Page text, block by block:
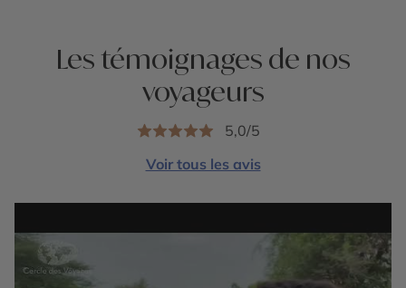
Les témoignages de nos
voyageurs
5,0/5
Voir tous les avis